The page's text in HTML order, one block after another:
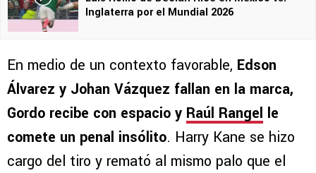
Inglaterra por el Mundial 2026
En medio de un contexto favorable, Edson
Álvarez y Johan Vázquez fallan en la marca,
Gordo recibe con espacio y Raúl Rangel le
comete un penal insólito. Harry Kane se hizo
cargo del tiro y remató al mismo palo que el